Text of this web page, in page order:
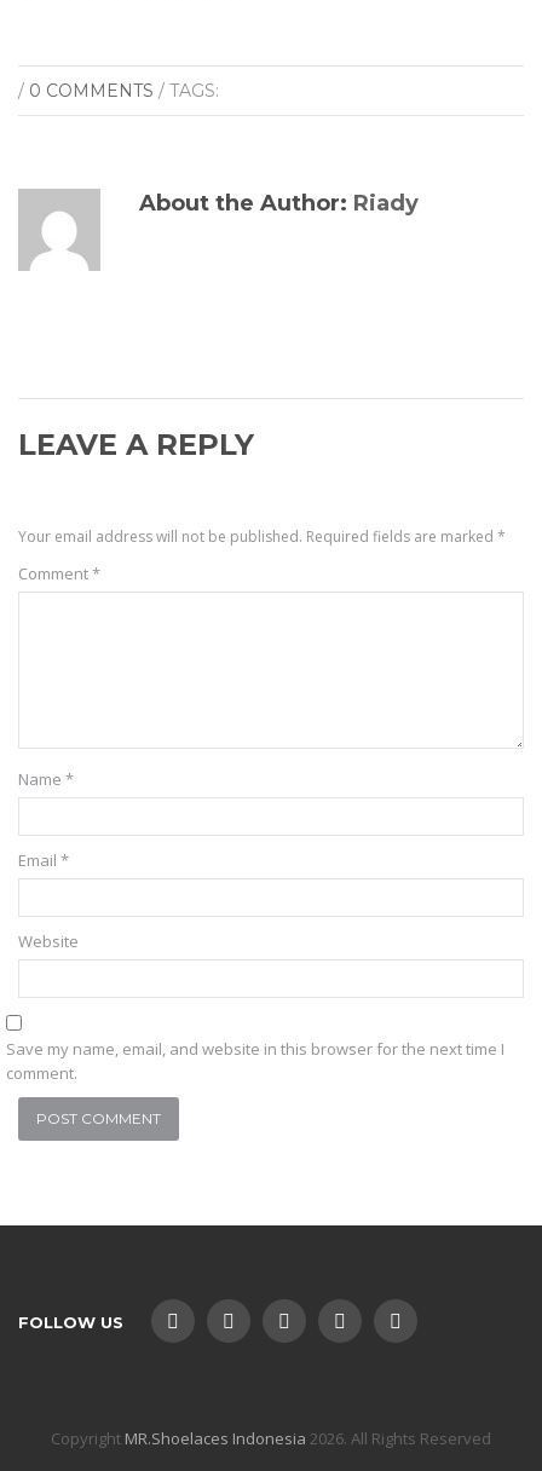
/ 0 COMMENTS / TAGS:
About the Author: Riady
LEAVE A REPLY
Your email address will not be published. Required fields are marked *
Comment*
Name *
Email *
Website
Save my name, email, and website in this browser for the next time I
comment.
FOLLOW US
Copyright MR.Shoelaces Indonesia 2026. All Rights Reserved